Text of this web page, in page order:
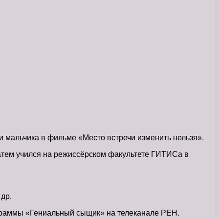
в фильме «Место встречи изменить нельзя».
учился на режиссёрском факультете ГИТИСа в
«Гениальный сыщик» на телеканале РЕН.